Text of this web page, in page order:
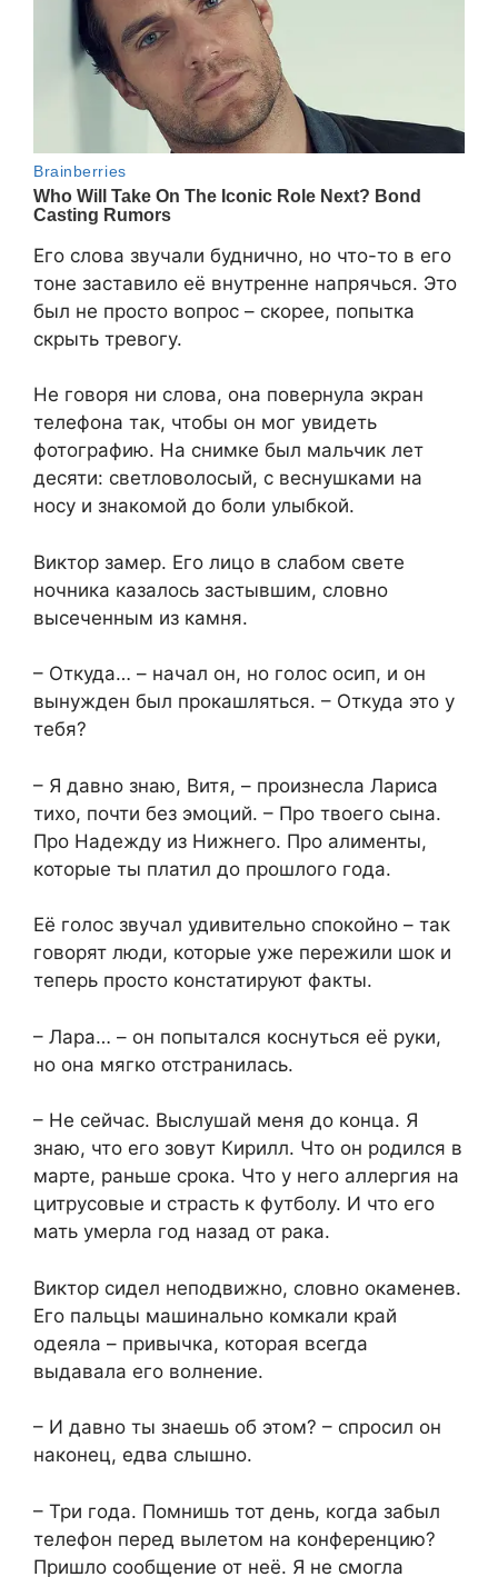
Его слова звучали буднично, но что-то в его
тоне заставило её внутренне напрячься. Это
был не просто вопрос – скорее, попытка
скрыть тревогу.
Не говоря ни слова, она повернула экран
телефона так, чтобы он мог увидеть
фотографию. На снимке был мальчик лет
десяти: светловолосый, с веснушками на
носу и знакомой до боли улыбкой.
Виктор замер. Его лицо в слабом свете
ночника казалось застывшим, словно
высеченным из камня.
– Откуда… – начал он, но голос осип, и он
вынужден был прокашляться. – Откуда это у
тебя?
– Я давно знаю, Витя, – произнесла Лариса
тихо, почти без эмоций. – Про твоего сына.
Про Надежду из Нижнего. Про алименты,
которые ты платил до прошлого года.
Её голос звучал удивительно спокойно – так
говорят люди, которые уже пережили шок и
теперь просто констатируют факты.
– Лара… – он попытался коснуться её руки,
но она мягко отстранилась.
– Не сейчас. Выслушай меня до конца. Я
знаю, что его зовут Кирилл. Что он родился в
марте, раньше срока. Что у него аллергия на
цитрусовые и страсть к футболу. И что его
мать умерла год назад от рака.
Виктор сидел неподвижно, словно окаменев.
Его пальцы машинально комкали край
одеяла – привычка, которая всегда
выдавала его волнение.
– И давно ты знаешь об этом? – спросил он
наконец, едва слышно.
– Три года. Помнишь тот день, когда забыл
телефон перед вылетом на конференцию?
Пришло сообщение от неё. Я не смогла